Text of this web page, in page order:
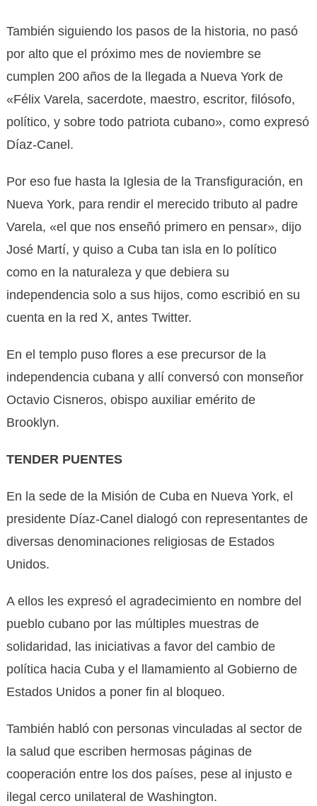
También siguiendo los pasos de la historia, no pasó
por alto que el próximo mes de noviembre se
cumplen 200 años de la llegada a Nueva York de
«Félix Varela, sacerdote, maestro, escritor, filósofo,
político, y sobre todo patriota cubano», como expresó
Díaz-Canel.
Por eso fue hasta la Iglesia de la Transfiguración, en
Nueva York, para rendir el merecido tributo al padre
Varela, «el que nos enseñó primero en pensar», dijo
José Martí, y quiso a Cuba tan isla en lo político
como en la naturaleza y que debiera su
independencia solo a sus hijos, como escribió en su
cuenta en la red X, antes Twitter.
En el templo puso flores a ese precursor de la
independencia cubana y allí conversó con monseñor
Octavio Cisneros, obispo auxiliar emérito de
Brooklyn.
TENDER PUENTES
En la sede de la Misión de Cuba en Nueva York, el
presidente Díaz-Canel dialogó con representantes de
diversas denominaciones religiosas de Estados
Unidos.
A ellos les expresó el agradecimiento en nombre del
pueblo cubano por las múltiples muestras de
solidaridad, las iniciativas a favor del cambio de
política hacia Cuba y el llamamiento al Gobierno de
Estados Unidos a poner fin al bloqueo.
También habló con personas vinculadas al sector de
la salud que escriben hermosas páginas de
cooperación entre los dos países, pese al injusto e
ilegal cerco unilateral de Washington.